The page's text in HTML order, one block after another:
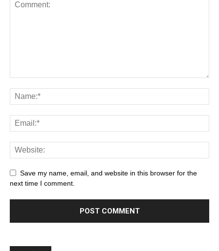
Save my name, email, and website in this browser for the
next time I comment.